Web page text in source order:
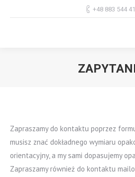
+48 883 544
Zapraszamy do kontaktu poprzez
musisz znać dokładnego wymiaru
orientacyjny, a my sami dopasujemy
Zapraszamy również do kontaktu